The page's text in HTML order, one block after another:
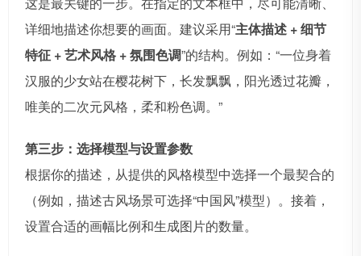
详细地描述你想要的画面。建议采用“主体描述 + 细节
特征 + 艺术风格 + 氛围色调”的结构。例如：“一位身着
汉服的少女站在樱花树下，长发飘飘，阳光透过花瓣，
唯美的二次元风格，柔和粉色调。”
第三步：选择模型与设置参数
根据你的描述，从提供的风格模型中选择一个最契合的
（例如，描述古风场景可选择“中国风”模型）。接着，
设置合适的画幅比例和生成图片的数量。